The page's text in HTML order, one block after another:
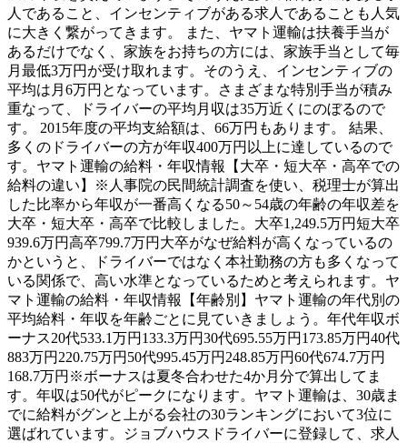
人であること、インセンティブがある求人であることも人気
に大きく繋がってきます。 また、ヤマト運輸は扶養手当が
あるだけでなく、家族をお持ちの方には、家族手当として毎
月最低3万円が受け取れます。そのうえ、インセンティブの
平均は月6万円となっています。さまざまな特別手当が積み
重なって、ドライバーの平均月収は35万近くにのぼるので
す。 2015年度の平均支給額は、66万円もあります。 結果、
多くのドライバーの方が年収400万円以上に達しているので
す。ヤマト運輸の給料・年収情報【大卒・短大卒・高卒での
給料の違い】※人事院の民間統計調査を使い、税理士が算出
した比率から年収が一番高くなる50～54歳の年齢の年収差を
大卒・短大卒・高卒で比較しました。大卒1,249.5万円短大卒
939.6万円高卒799.7万円大卒がなぜ給料が高くなっているの
かというと、ドライバーではなく本社勤務の方も多くなって
いる関係で、高い水準となっているためと考えられます。ヤ
マト運輸の給料・年収情報【年齢別】ヤマト運輸の年代別の
平均給料・年収を年齢ごとに見ていきましょう。年代年収ボ
ーナス20代533.1万円133.3万円30代695.55万円173.85万円40代
883万円220.75万円50代995.45万円248.85万円60代674.7万円
168.7万円※ボーナスは夏冬合わせた4か月分で算出してま
す。年収は50代がピークになります。ヤマト運輸は、30歳ま
でに給料がグンと上がる会社の30ランキングにおいて3位に
選ばれています。ジョブハウスドライバーに登録して、求人